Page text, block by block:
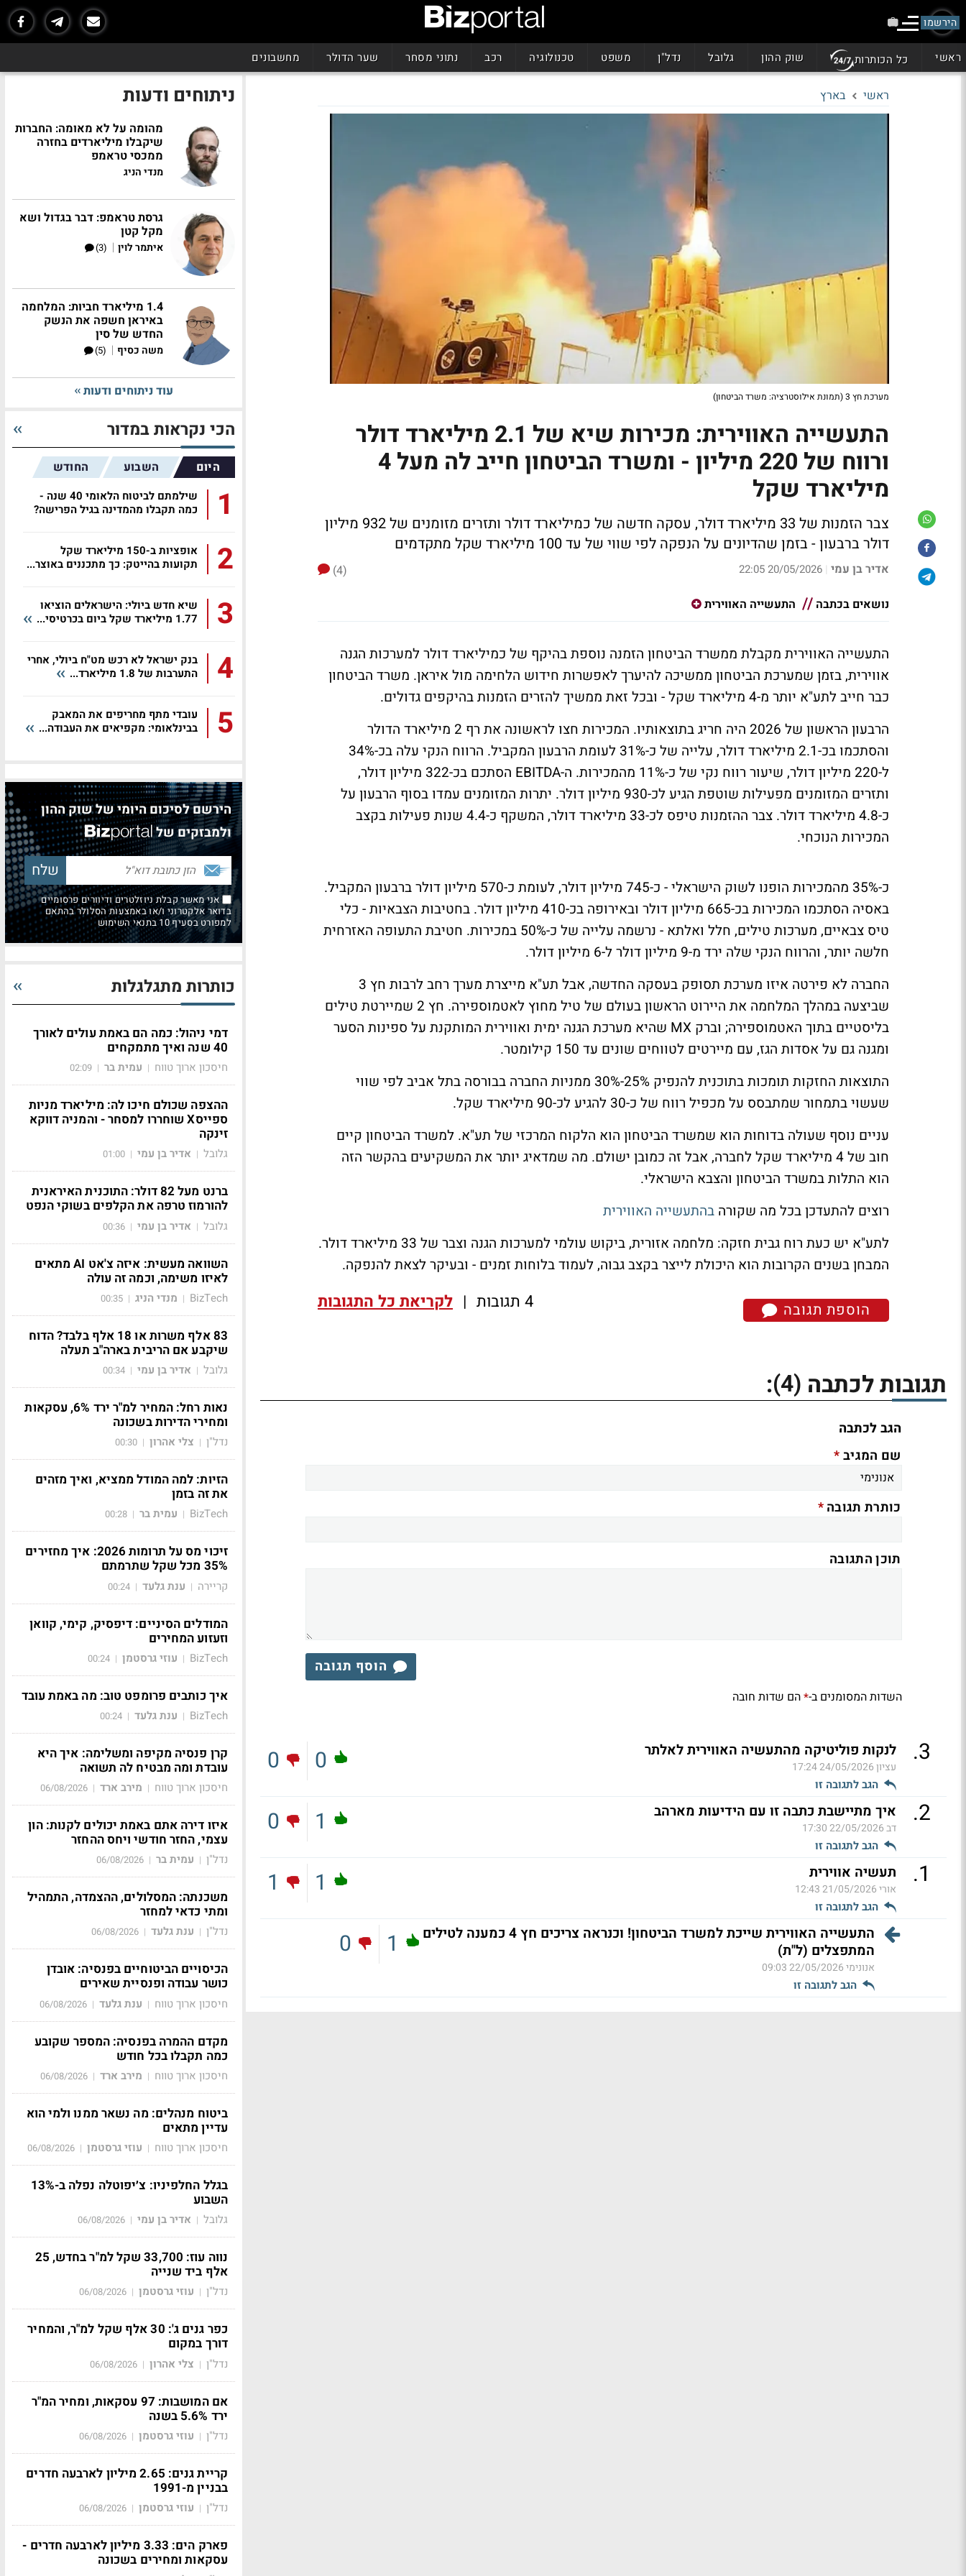
הירשמו
ראשי כל הכותרות שוק ההון גלובל נדל"ן משפט טכנולוגיה רכב נתוני מסחר שער הדולר מחשבונים
ראשי בארץ
מערכת חץ 3 (תמונת אילוסטרציה: משרד הביטחון)
התעשייה האווירית: מכירות שיא של 2.1 מיליארד דולר
ורווח של 220 מיליון - ומשרד הביטחון חייב לה מעל 4
מיליארד שקל
צבר הזמנות של 33 מיליארד דולר, עסקה חדשה של כמיליארד דולר ותזרים מזומנים של 932 מיליון
דולר ברבעון - בזמן שהדיונים על הנפקה לפי שווי של עד 100 מיליארד שקל מתקדמים
אדיר בן עמי |
20/05/2026 22:05
(4)
נושאים בכתבה
התעשייה האווירית
התעשייה האווירית מקבלת ממשרד הביטחון הזמנה נוספת בהיקף של כמיליארד דולר למערכות הגנה
אווירית, בזמן שמערכת הביטחון ממשיכה להיערך לאפשרות חידוש הלחימה מול איראן. משרד הביטחון
כבר חייב לתע"א יותר מ-4 מיליארד שקל - ובכל זאת ממשיך להזרים הזמנות בהיקפים גדולים.
הרבעון הראשון של 2026 היה חריג בתוצאותיו. המכירות חצו לראשונה את רף 2 מיליארד הדולר
והסתכמו בכ-2.1 מיליארד דולר, עלייה של כ-31% לעומת הרבעון המקביל. הרווח הנקי עלה בכ-34%
ל-220 מיליון דולר, שיעור רווח נקי של כ-11% מהמכירות. ה-EBITDA הסתכם בכ-322 מיליון דולר,
ותזרים המזומנים מפעילות שוטפת הגיע לכ-930 מיליון דולר. יתרות המזומנים עמדו בסוף הרבעון על
כ-4.8 מיליארד דולר. צבר ההזמנות טיפס לכ-33 מיליארד דולר, המשקף כ-4.4 שנות פעילות בקצב
המכירות הנוכחי.
כ-35% מהמכירות הופנו לשוק הישראלי - כ-745 מיליון דולר, לעומת כ-570 מיליון דולר ברבעון המקביל.
באסיה הסתכמו המכירות בכ-665 מיליון דולר ובאירופה בכ-410 מיליון דולר. בחטיבות הצבאיות - כלי
טיס צבאיים, מערכות טילים, חלל ואלתא - נרשמה עלייה של כ-50% במכירות. חטיבת התעופה האזרחית
חלשה יותר, והרווח הנקי שלה ירד מ-9 מיליון דולר ל-6 מיליון דולר.
החברה לא פירטה איזו מערכת תסופק בעסקה החדשה, אבל תע"א מייצרת מערך רחב לרבות חץ 3
שביצעה במהלך המלחמה את היירוט הראשון בעולם של טיל מחוץ לאטמוספירה. חץ 2 שמיירטת טילים
בליסטיים בתוך האטמוספירה; וברק MX שהיא מערכת הגנה ימית ואווירית המותקנת על ספינות הסער
ומגנה גם על אסדות הגז, עם מיירטים לטווחים שונים עד 150 קילומטר.
התוצאות החזקות תומכות בתוכנית להנפיק 25%-30% ממניות החברה בבורסה בתל אביב לפי שווי
שעשוי בתמחור שמתבסס על מכפיל רווח של כ-30 להגיע לכ-90 מיליארד שקל.
עניים נוסף שעולה בדוחות הוא שמשרד הביטחון הוא הלקוח המרכזי של תע"א. למשרד הביטחון קיים
חוב של 4 מיליארד שקל לחברה, אבל זה כמובן ישולם. מה שמדאיג יותר את המשקיעים בהקשר הזה
הוא התלות במשרד הביטחון והצבא הישראלי.
רוצים להתעדכן בכל מה שקורה בהתעשייה האווירית
לתע"א יש כעת רוח גבית חזקה: מלחמה אזורית, ביקוש עולמי למערכות הגנה וצבר של 33 מיליארד דולר.
המבחן בשנים הקרובות הוא היכולת לייצר בקצב גבוה, לעמוד בלוחות זמנים - ובעיקר לצאת להנפקה.
הוספת תגובה 4 תגובות | לקריאת כל התגובות
תגובות לכתבה (4)
:
הגב לכתבה
שם המגיב*
כותרת תגובה*
תוכן התגובה
הוסף תגובה
השדות המסומנים ב-*הם שדות חובה
3
. לנקות פוליטיקה מהתעשיה האווירית לאלתר
עציון24/05/2026 17:24
הגב לתגובה זו
0
0
2
. איך מתיישבת כתבה זו עם הידיעות מארהב
דב22/05/2026 17:30
הגב לתגובה זו
1
0
1
. תעשיה אווירית
אורי21/05/2026 12:43
הגב לתגובה זו
1
1
התעשייה האווירית שייכת למשרד הביטחון! וכנראה צריכים חץ 4 כמענה לטילים
המתפצלים (ל"ת)
אנונימי22/05/2026 09:03
הגב לתגובה זו
1
0
ניתוחים ודעות
מהומה על לא מאומה: החברות
שיקבלו מיליארדים בחזרה
ממכסי טראמפ
מנדי הניג
גרסת טראמפ: דבר בגדול ושא
מקל קטן
איתמר לוין |
(3)
1.4 מיליארד חביות: המלחמה
באיראן חשפה את הנשק
החדש של סין
משה כסיף |
(5)
עוד ניתוחים ודעות
הכי נקראות במדור
היום השבוע החודש
1
שילמתם לביטוח הלאומי 40 שנה -
כמה תקבלו מהמדינה בגיל הפרישה?
2
אופציות ב-150 מיליארד שקל
תקועות בהייטק: כך מתכננים באוצר...
3
שיא חדש ביולי: הישראלים הוציאו
1.77 מיליארד שקל ביום בכרטיסי...
4
בנק ישראל לא רכש מט"ח ביולי, אחרי
התערבות של 1.8 מיליארד...
5
עובדי מתף מחריפים את המאבק
בבינלאומי: מקפיאים את העבודה...
הירשם לסיכום היומי של שוק ההון
ולמבזקים של
אני מאשר קבלת ניוזלטרים ודיוורים פרסומיים
בדואר אלקטרוני ו/או באמצעות הסלולר בהתאם
למפורט בסעיף 10 בתנאי השימוש
כותרות מתגלגלות
דמי ניהול: כמה הם באמת עולים לאורך
40 שנה ואיך מתמקחים
חיסכון ארוך טווח | עמית בר |
02:09
ההצפה שכולם חיכו לה: מיליארד מניות
ספייסX שוחררו למסחר - והמניה דווקא
זינקה
גלובל | אדיר בן עמי |
01:00
ברנט מעל 82 דולר: התוכנית האיראנית
להורמוז טרפה את הקלפים בשוקי הנפט
גלובל | אדיר בן עמי |
00:36
השוואה מעשית: איזה צ'אט AI מתאים
לאיזו משימה, וכמה זה עולה
BizTech
| מנדי הניג |
00:35
83 אלף משרות או 18 אלף בלבד? הדוח
שיקבע אם הריבית בארה"ב תעלה
גלובל | אדיר בן עמי |
00:34
נאות רחל: המחיר למ"ר ירד 6%, עסקאות
ומחירי הדירות בשכונה
נדל"ן | צלי אהרון |
00:30
הזיות: למה המודל ממציא, ואיך מזהים
את זה בזמן
BizTech
| עמית בר |
00:28
זיכוי מס על תרומות 2026: איך מחזירים
35% מכל שקל שתרמתם
קריירה | ענת גלעד |
00:24
המודלים הסיניים: דיפסיק, קימי, קוואן
וזעזוע המחירים
BizTech
| עוזי גרסטמן |
00:24
איך כותבים פרומפט טוב: מה באמת עובד
BizTech
| ענת גלעד |
00:24
קרן פנסיה מקיפה ומשלימה: איך היא
עובדת ומה מבטיח לה תשואה
חיסכון ארוך טווח | מירב ארד |
06/08/2026
איזו דירה אתם באמת יכולים לקנות: הון
עצמי, החזר חודשי ויחס ההחזר
נדל"ן | עמית בר |
06/08/2026
משכנתה: המסלולים, ההצמדה, התמהיל
ומתי כדאי למחזר
נדל"ן | ענת גלעד |
06/08/2026
הכיסויים הביטוחיים בפנסיה: אובדן
כושר עבודה ופנסיית שאירים
חיסכון ארוך טווח | ענת גלעד |
06/08/2026
מקדם ההמרה בפנסיה: המספר שקובע
כמה תקבלו בכל חודש
חיסכון ארוך טווח | מירב ארד |
06/08/2026
ביטוח מנהלים: מה נשאר ממנו ולמי הוא
עדיין מתאים
חיסכון ארוך טווח | עוזי גרסטמן |
06/08/2026
בגלל החלפיניו: צ׳יפוטלה נפלה ב-13%
השבוע
גלובל | אדיר בן עמי |
06/08/2026
נווה עוז: 33,700 שקל למ"ר בחדש, 25
אלף ביד שנייה
נדל"ן | עוזי גרסטמן |
06/08/2026
כפר גנים ג': 30 אלף שקל למ"ר, והמחיר
דורך במקום
נדל"ן | צלי אהרון |
06/08/2026
אם המושבות: 97 עסקאות, ומחיר המ"ר
ירד 5.6% בשנה
נדל"ן | עוזי גרסטמן |
06/08/2026
קריית גנים: 2.65 מיליון לארבעה חדרים
בבניין מ-1991
נדל"ן | עוזי גרסטמן |
06/08/2026
פארק הים: 3.33 מיליון לארבעה חדרים -
עסקאות ומחירים בשכונה